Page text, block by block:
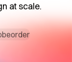
at scale.